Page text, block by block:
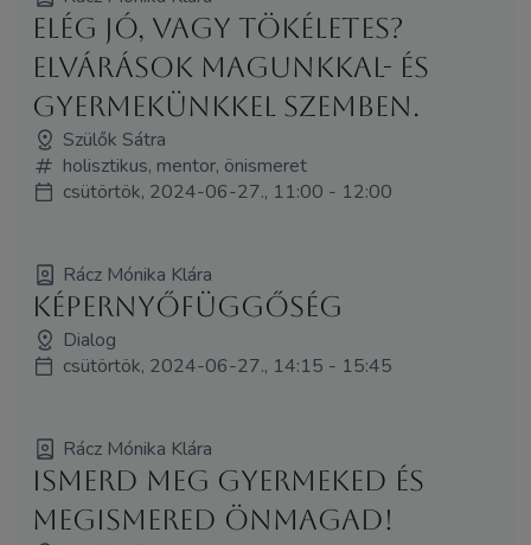
Elég jó, vagy tökéletes?
Elvárások magunkkal- és
gyermekünkkel szemben.
Szülők Sátra
holisztikus, mentor, önismeret
csütörtök, 2024-06-27., 11:00 - 12:00
Rácz Mónika Klára
Képernyőfüggőség
Dialog
csütörtök, 2024-06-27., 14:15 - 15:45
Rácz Mónika Klára
Ismerd meg gyermeked és
megismered önmagad!